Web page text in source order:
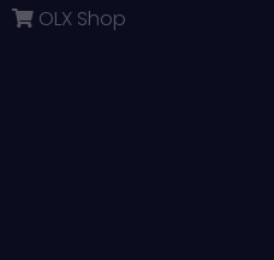
OLX Shop